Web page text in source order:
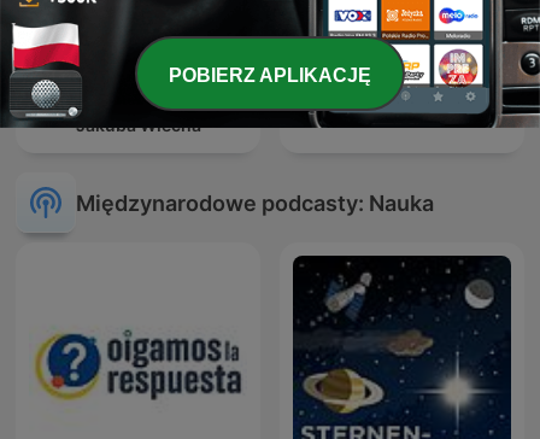
Elektryfikacja - podcast
Jakuba Wiecha
Kampus Nauka
Międzynarodowe podcasty: Nauka
POBIERZ APLIKACJĘ